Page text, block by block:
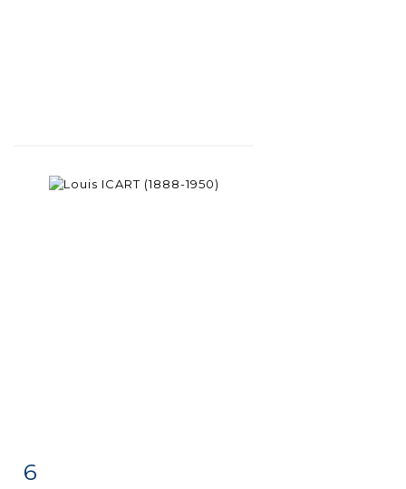
6